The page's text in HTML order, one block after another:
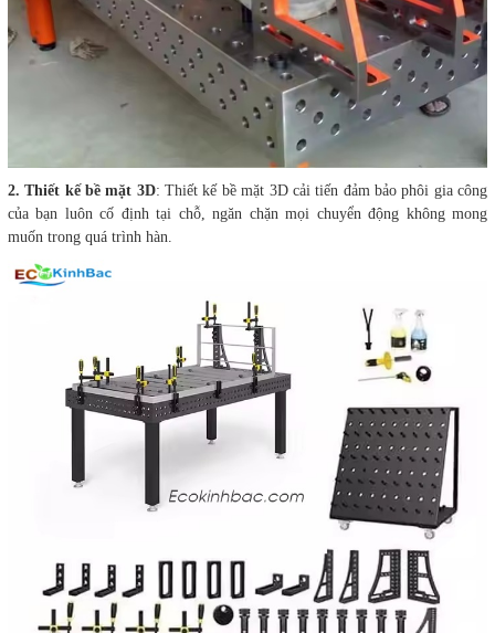
2. Thiết kế bề mặt 3D: Thiết kế bề mặt 3D cải tiến đảm bảo phôi gia công
của bạn luôn cố định tại chỗ, ngăn chặn mọi chuyển động không mong
muốn trong quá trình hàn.